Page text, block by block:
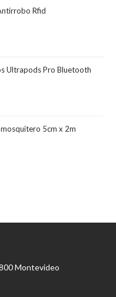
Rfid
Ultrapods Pro Bluetooth
5cm x 2m
Montevideo